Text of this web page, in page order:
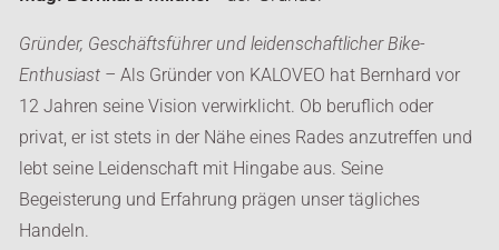
Gründer, Geschäftsführer und leidenschaftlicher Bike-
Enthusiast – Als Gründer von KALOVEO hat Bernhard vor
12 Jahren seine Vision verwirklicht. Ob beruflich oder
privat, er ist stets in der Nähe eines Rades anzutreffen und
lebt seine Leidenschaft mit Hingabe aus. Seine
Begeisterung und Erfahrung prägen unser tägliches
Handeln.